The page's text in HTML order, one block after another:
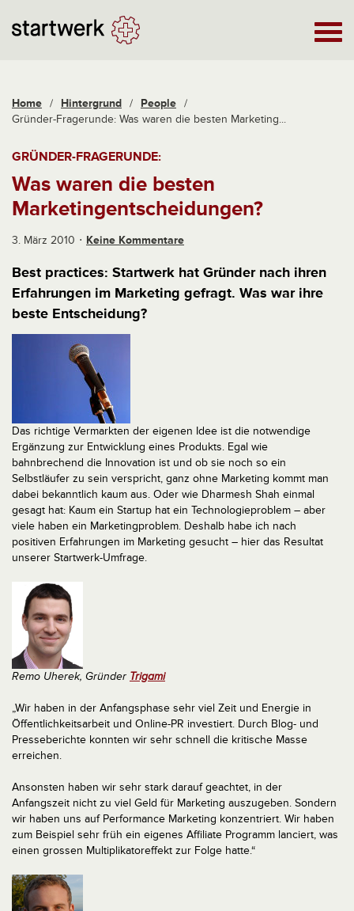
Home / Hintergrund / People /
Gründer-Fragerunde: Was waren die besten Marketing...
GRÜNDER-FRAGERUNDE:
Was waren die besten
Marketingentscheidungen?
3. März 2010 Keine Kommentare
Best practices: Startwerk hat Gründer nach ihren
Erfahrungen im Marketing gefragt. Was war ihre
beste Entscheidung?
Das richtige Vermarkten der eigenen Idee ist die notwendige
Ergänzung zur Entwicklung eines Produkts. Egal wie
bahnbrechend die Innovation ist und ob sie noch so ein
Selbstläufer zu sein verspricht, ganz ohne Marketing kommt man
dabei bekanntlich kaum aus. Oder wie Dharmesh Shah einmal
gesagt hat: Kaum ein Startup hat ein Technologieproblem – aber
viele haben ein Marketingproblem. Deshalb habe ich nach
positiven Erfahrungen im Marketing gesucht – hier das Resultat
unserer Startwerk-Umfrage.
Remo Uherek, Gründer Trigami
„Wir haben in der Anfangsphase sehr viel Zeit und Energie in
Öffentlichkeitsarbeit und Online-PR investiert. Durch Blog- und
Presseberichte konnten wir sehr schnell die kritische Masse
erreichen.
Ansonsten haben wir sehr stark darauf geachtet, in der
Anfangszeit nicht zu viel Geld für Marketing auszugeben. Sondern
wir haben uns auf Performance Marketing konzentriert. Wir haben
zum Beispiel sehr früh ein eigenes Affiliate Programm lanciert, was
einen grossen Multiplikatoreffekt zur Folge hatte.“